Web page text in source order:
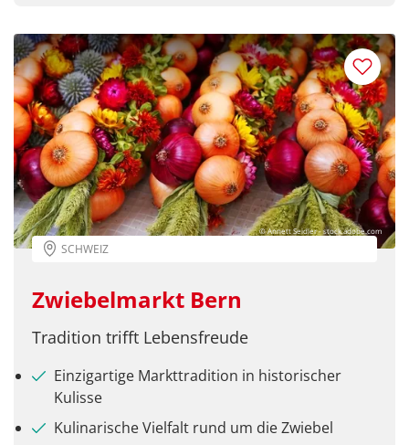
© Annett Seidler - stock.adobe.com
SCHWEIZ
Zwiebelmarkt Bern
Tradition trifft Lebensfreude
Einzigartige Markttradition in historischer
Kulisse
Kulinarische Vielfalt rund um die Zwiebel